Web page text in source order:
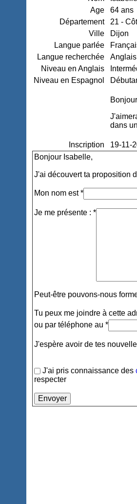
Age
64 ans
Département
21 -
Ville
Dijon
Langue parlée
Langue recherchée
Niveau en Anglais
Niveau en Espagnol
dans
Inscription
19-11-
Bonjour Isabelle,
J'ai découvert ta proposition
Mon nom est *
Je me présente : *
Peut-être pouvons-nous
Tu peux me joindre à cette
ou par téléphone au *
J'espère avoir de tes
J'ai pris connaissance des
respecter